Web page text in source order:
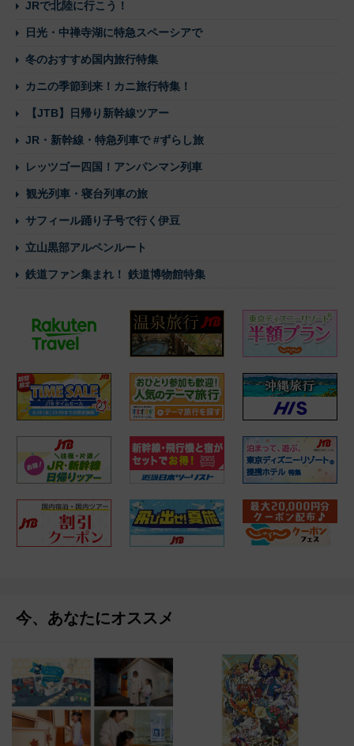
JRで北陸に行こう！
日光・中禅寺湖に特急スペーシアで
冬のおすすめ国内旅行特集
カニの季節到来！カニ旅行特集！
【JTB】日帰り新幹線ツアー
JR・新幹線・特急列車で #ずらし旅
レッツゴー四国！アンパンマン列車
観光列車・寝台列車の旅
サフィール踊り子号で行く伊豆
立山黒部アルペンルート
鉄道ファン集まれ！ 鉄道博物館特集
今、あなたにオススメ